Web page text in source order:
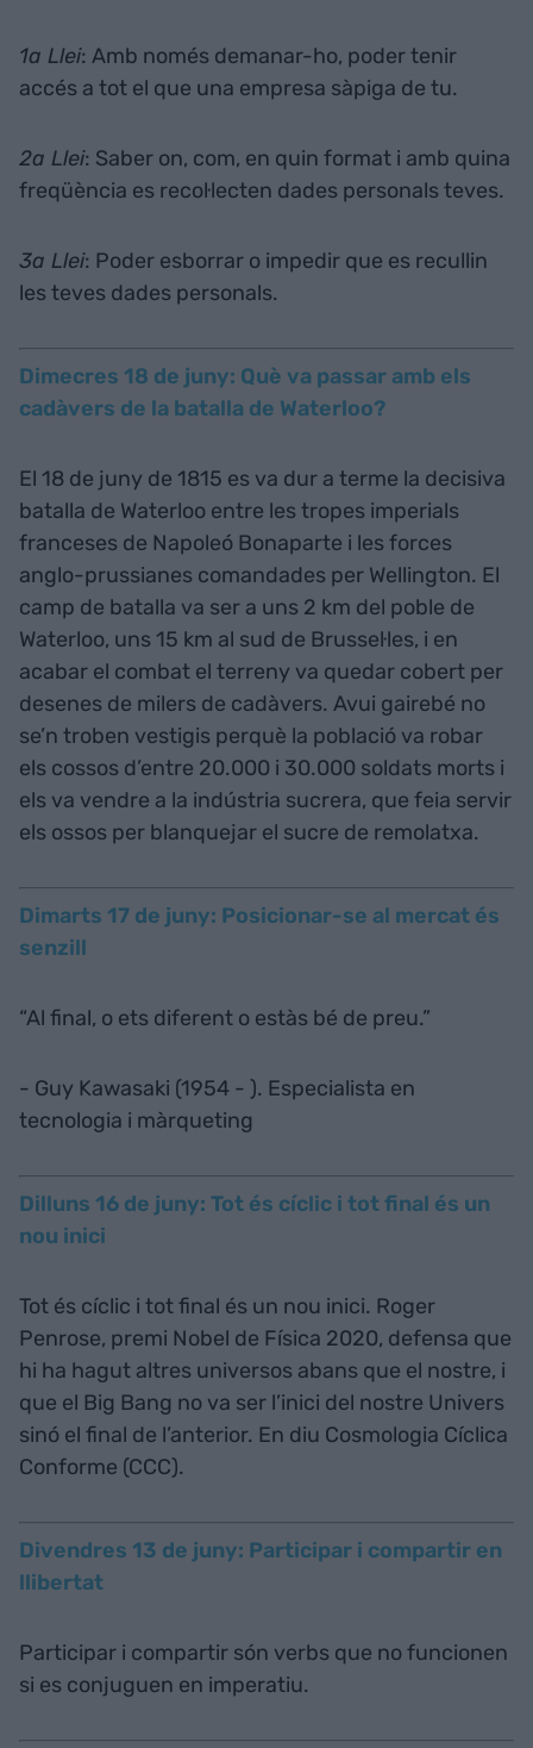
1a Llei: Amb només demanar-ho, poder tenir
accés a tot el que una empresa sàpiga de tu.
2a Llei: Saber on, com, en quin format i amb quina
freqüència es recol·lecten dades personals teves.
3a Llei: Poder esborrar o impedir que es recullin
les teves dades personals.
Dimecres 18 de juny: Què va passar amb els
cadàvers de la batalla de Waterloo?
El 18 de juny de 1815 es va dur a terme la decisiva
batalla de Waterloo entre les tropes imperials
franceses de Napoleó Bonaparte i les forces
anglo-prussianes comandades per Wellington. El
camp de batalla va ser a uns 2 km del poble de
Waterloo, uns 15 km al sud de Brussel·les, i en
acabar el combat el terreny va quedar cobert per
desenes de milers de cadàvers. Avui gairebé no
se’n troben vestigis perquè la població va robar
els cossos d’entre 20.000 i 30.000 soldats morts i
els va vendre a la indústria sucrera, que feia servir
els ossos per blanquejar el sucre de remolatxa.
Dimarts 17 de juny: Posicionar-se al mercat és
senzill
“Al final, o ets diferent o estàs bé de preu.”
- Guy Kawasaki (1954 - ). Especialista en
tecnologia i màrqueting
Dilluns 16 de juny: Tot és cíclic i tot final és un
nou inici
Tot és cíclic i tot final és un nou inici. Roger
Penrose, premi Nobel de Física 2020, defensa que
hi ha hagut altres universos abans que el nostre, i
que el Big Bang no va ser l’inici del nostre Univers
sinó el final de l’anterior. En diu Cosmologia Cíclica
Conforme (CCC).
Divendres 13 de juny: Participar i compartir en
llibertat
Participar i compartir són verbs que no funcionen
si es conjuguen en imperatiu.